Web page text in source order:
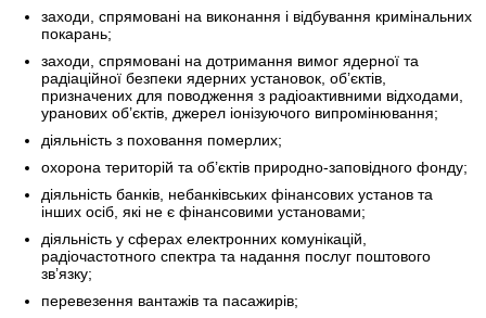
заходи, спрямовані на виконання і відбування кримінальних
покарань;
заходи, спрямовані на дотримання вимог ядерної та
радіаційної безпеки ядерних установок, об’єктів,
призначених для поводження з радіоактивними відходами,
уранових об’єктів, джерел іонізуючого випромінювання;
діяльність з поховання померлих;
охорона територій та об’єктів природно-заповідного фонду;
діяльність банків, небанківських фінансових установ та
інших осіб, які не є фінансовими установами;
діяльність у сферах електронних комунікацій,
радіочастотного спектра та надання послуг поштового
зв’язку;
перевезення вантажів та пасажирів;